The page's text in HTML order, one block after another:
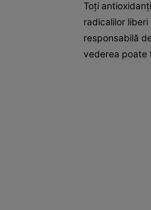
Toţi
radicalilor
responsabilă
vederea poate